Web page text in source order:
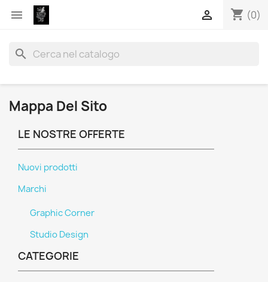
 shopping_cart (0)

search
Mappa Del Sito
LE NOSTRE OFFERTE
Nuovi prodotti
Marchi
Graphic Corner
Studio Design
CATEGORIE